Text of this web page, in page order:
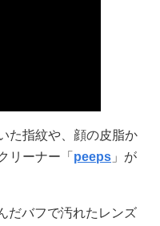
た指紋や、顔の皮脂か
リーナー「 peeps 」が
だバフで汚れたレンズ